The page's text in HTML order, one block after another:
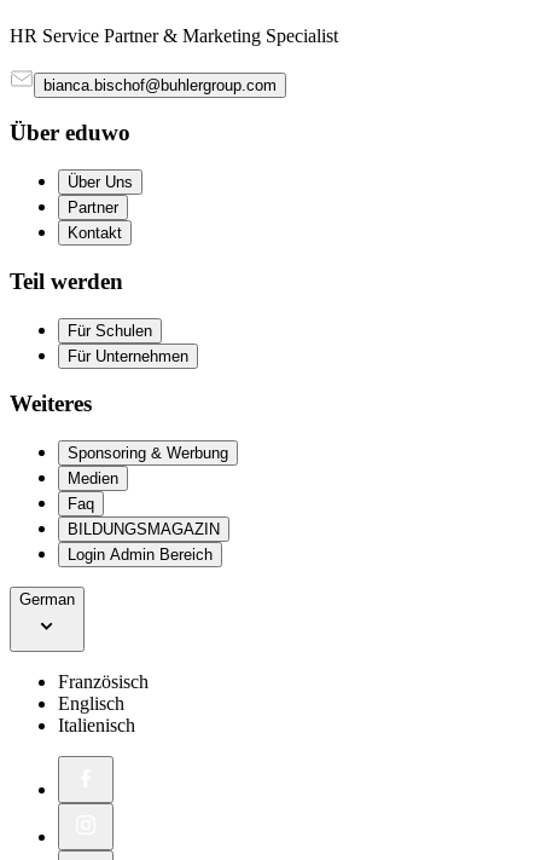
HR Service Partner & Marketing Specialist
bianca.bischof@buhlergroup.com
Über eduwo
Über Uns
Partner
Kontakt
Teil werden
Für Schulen
Für Unternehmen
Weiteres
Sponsoring & Werbung
Medien
Faq
BILDUNGSMAGAZIN
Login Admin Bereich
German
Französisch
Englisch
Italienisch